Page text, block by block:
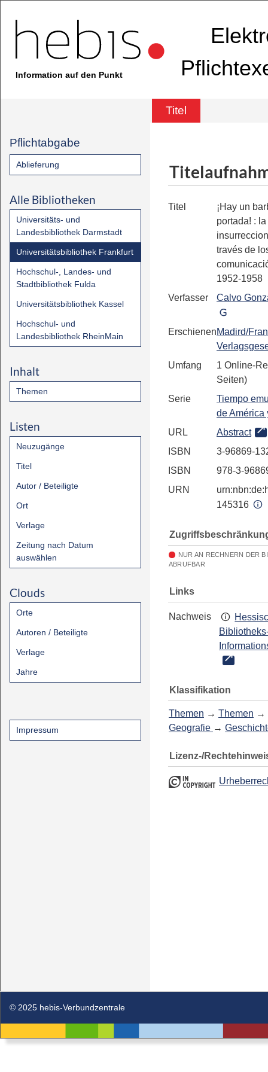
Information auf den Punkt
Titel
Pflichtabgabe
Ablieferung
Alle Bibliotheken
Universitäts- und
Landesbibliothek Darmstadt
Universitätsbibliothek Frankfurt
Hochschul-, Landes- und
Stadtbibliothek Fulda
Universitätsbibliothek Kassel
Hochschul- und
Landesbibliothek RheinMain
Inhalt
Themen
Listen
Neuzugänge
Titel
Autor / Beteiligte
Ort
Verlage
Zeitung nach Datum
auswählen
Clouds
Orte
Autoren / Beteiligte
Verlage
Jahre
Impressum
Titel
¡Hay un
portada! :
través de
1952-1958
Verfasser
Calvo
ErschienenMadird/
Umfang
1 Online-
Seiten)
Serie
Tiempo
de América
URL
Abstract
ISBN
3-96869-
ISBN
978-3-
URN
145316
NUR AN RECHNERN DER
ABRUFBAR
Links
Nachweis
Klassifikation
Themen → Themen →
Geografie →
Lizenz-/
© 2025 hebis-Verbundzentrale